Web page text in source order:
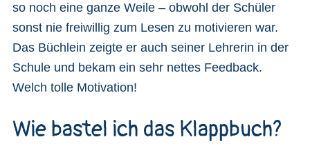
so noch eine ganze Weile – obwohl der Schüler
sonst nie freiwillig zum Lesen zu motivieren war.
Das Büchlein zeigte er auch seiner Lehrerin in der
Schule und bekam ein sehr nettes Feedback.
Welch tolle Motivation!
Wie bastel ich das Klappbuch?